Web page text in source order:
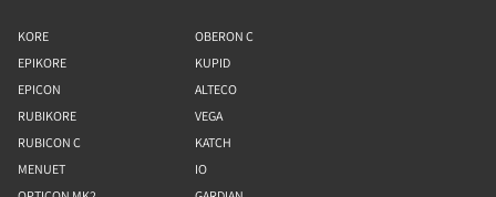
KORE
EPIKORE
EPICON
RUBIKORE
RUBICON C
MENUET
OBERON C
KUPID
ALTECO
VEGA
KATCH
IO